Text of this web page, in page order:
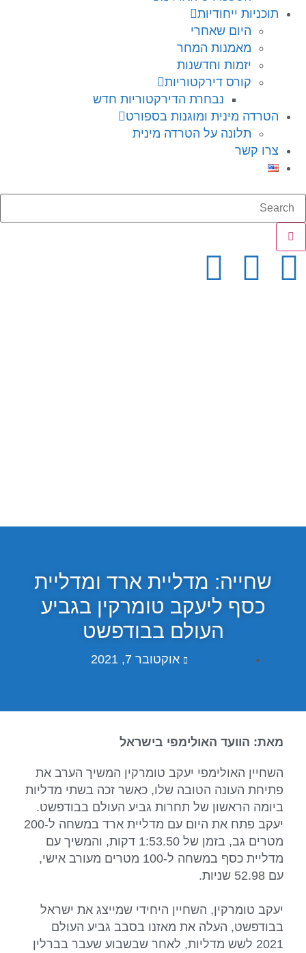
תוכניות ייחודיות
היום שאחרי
מאמנות המחר
יזמות וחדשנות
קורס דירקטוריות
נבחרת הדירקטוריות חדש
הטרדה מינית ומוגנות בספורט
תלונה על הטרדה מינית
צרו קשר
שחייה: מדליית ארד ומדליית
כסף ליעקב טומרקין בגביע
העולם בבודפשט
אוקטובר 7, 2021
מאת: הוועד האולימפי בישראל
השחיין האולימפי יעקב טומרקין המשיך הערב את
פתיחת העונה הטובה שלו, כאשר זכה בשתי מדליות
ביומה הראשון של תחרות גביע העולם בבודפשט.
יעקב פתח את היום עם מדליית ארד במשחה ל-200
מטרים גב, בזמן של 1:53.50 דקות, והמשיך עם
מדליית כסף במשחה ל-100 מטרים מעורב אישי,
עם 52.98 שניות.
יעקב טומרקין, השחיין היחידי שמייצג את ישראל
בבודפשט, העלה את מאזנו בסבב גביע העולם
2021 לשש מדליות, לאחר שבשבוע שעבר בברלין